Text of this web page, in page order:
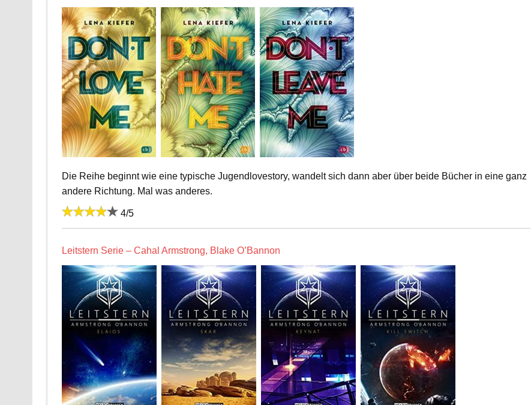
Die Reihe beginnt wie eine typische Jugendlovestory, wandelt sich dann aber über beide Bücher in eine ganz
andere Richtung. Mal was anderes.
4/5
Leitstern Serie – Cahal Armstrong, Blake O’Bannon